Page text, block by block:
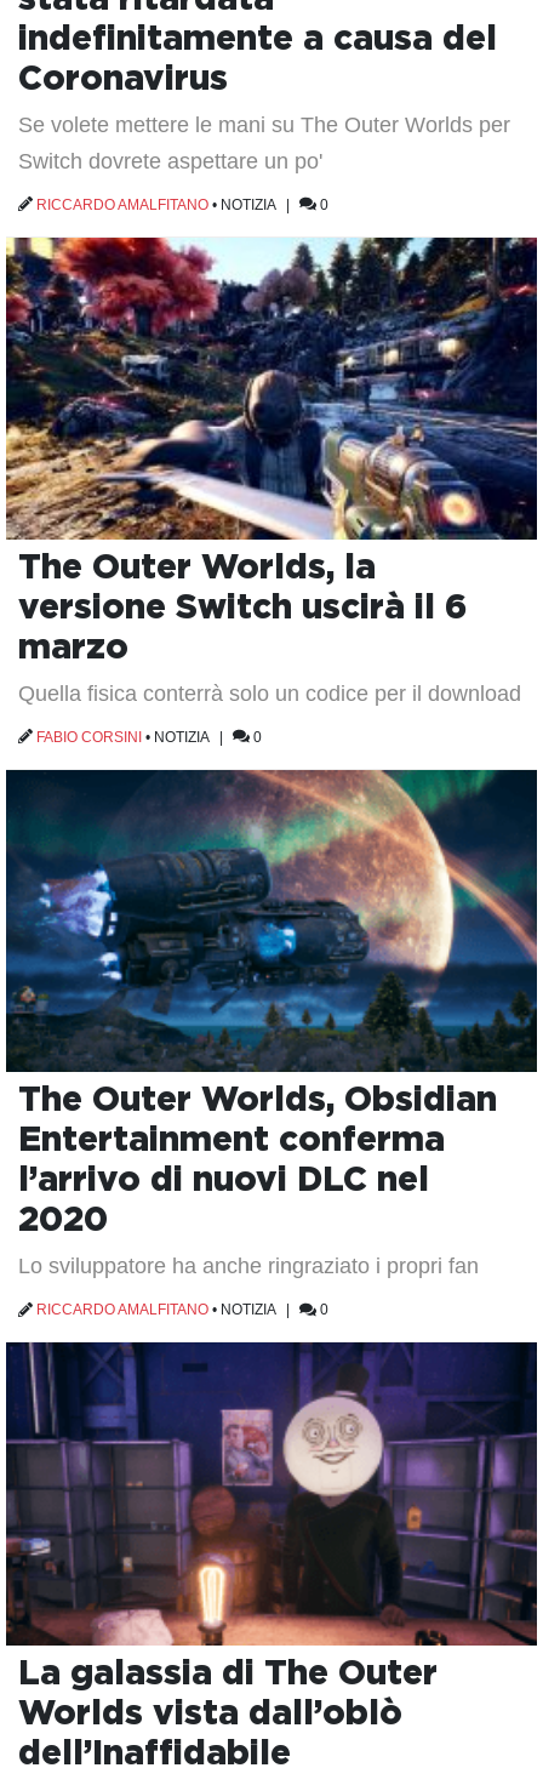
indefinitamente a causa del
Coronavirus
Se volete mettere le mani su The Outer Worlds per
Switch dovrete aspettare un po'
RICCARDO AMALFITANO • NOTIZIA| 0
The Outer Worlds, la
versione Switch uscirà il 6
marzo
Quella fisica conterrà solo un codice per il download
FABIO CORSINI • NOTIZIA| 0
The Outer Worlds, Obsidian
Entertainment conferma
l’arrivo di nuovi DLC nel
2020
Lo sviluppatore ha anche ringraziato i propri fan
RICCARDO AMALFITANO • NOTIZIA| 0
La galassia di The Outer
Worlds vista dall’oblò
dell’Inaffidabile